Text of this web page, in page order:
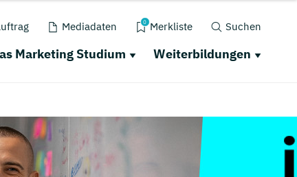
Mediadaten 0 Merkliste Suchen
Marketing Studium Weiterbildungen